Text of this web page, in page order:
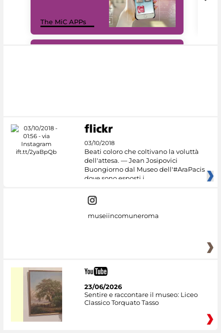
The MiC APPs
03/10/2018
Beati coloro che coltivano la voluttà
dell'attesa. — Jean Josipovici
Buongiorno dal Museo dell'#AraPacis
dove sono esposti i
museiincomuneroma
23/06/2026
Sentire e raccontare il museo: Liceo
Classico Torquato Tasso